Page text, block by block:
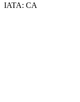
IATA: CA